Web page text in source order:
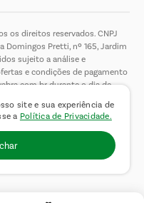
site e sua experiência de
a Política de Privacidade.
os direitos reservados. CNPJ
Domingos Pretti, nº 165, Jardim
sujeito a análise e
e condições de pagamento
durante o dia de
por compra por cliente. Não
proibida a venda e a
18 (dezoito) anos, conforme Lei
e do Adolescente).